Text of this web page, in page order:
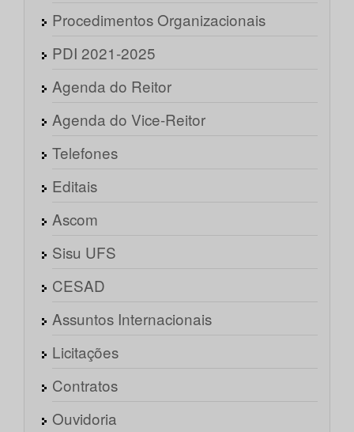
Procedimentos Organizacionais
PDI 2021-2025
Agenda do Reitor
Agenda do Vice-Reitor
Telefones
Editais
Ascom
Sisu UFS
CESAD
Assuntos Internacionais
Licitações
Contratos
Ouvidoria